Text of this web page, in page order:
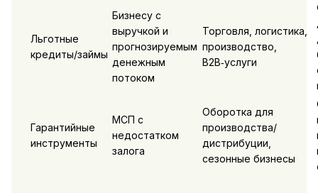
Льготные
кредиты/займы
Бизнесу с
выручкой и
прогнозируемым
денежным
потоком
Торговля, логистика,
производство,
B2B‑услуги
Гарантийные
инструменты
МСП с
недостатком
залога
Оборотка для
производства/
дистрибуции,
сезонные бизнесы